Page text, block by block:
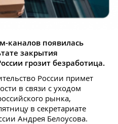
каналов появилась
закрытия
грозит безработица.
России примет
в связи с уходом
рынка,
в секретариате
Андрея Белоусова.